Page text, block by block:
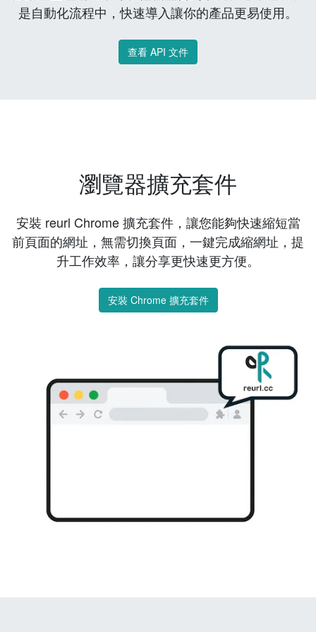
是自動化流程中，快速導入讓你的產品更易使用。
查看 API 文件
瀏覽器擴充套件
安裝 reurl Chrome 擴充套件，讓您能夠快速縮短當
前頁面的網址，無需切換頁面，一鍵完成縮網址，提
升工作效率，讓分享更快速更方便。
安裝 Chrome 擴充套件